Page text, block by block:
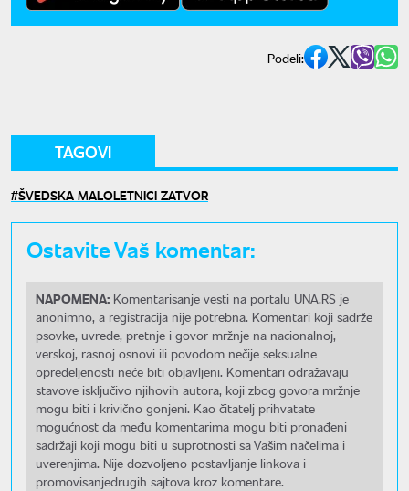
Podeli:
TAGOVI
ŠVEDSKA MALOLETNICI ZATVOR
Ostavite Vaš komentar:
NAPOMENA: Komentarisanje vesti na portalu UNA.RS je
anonimno, a registracija nije potrebna. Komentari koji sadrže
psovke, uvrede, pretnje i govor mržnje na nacionalnoj,
verskoj, rasnoj osnovi ili povodom nečije seksualne
opredeljenosti neće biti objavljeni. Komentari odražavaju
stavove isključivo njihovih autora, koji zbog govora mržnje
mogu biti i krivično gonjeni. Kao čitatelj prihvatate
mogućnost da među komentarima mogu biti pronađeni
sadržaji koji mogu biti u suprotnosti sa Vašim načelima i
uverenjima. Nije dozvoljeno postavljanje linkova i
promovisanjedrugih sajtova kroz komentare.